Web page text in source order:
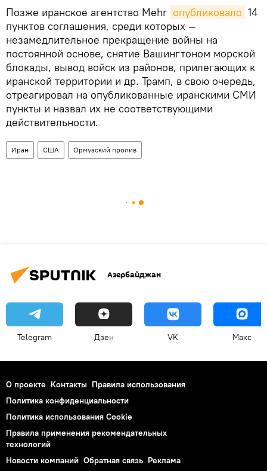
Позже иранское агентство Mehr опубликовало 14
пунктов соглашения, среди которых —
незамедлительное прекращение войны на
постоянной основе, снятие Вашингтоном морской
блокады, вывод войск из районов, прилегающих к
иранской территории и др. Трамп, в свою очередь,
отреагировал на опубликованные иранскими СМИ
пункты и назвал их не соответствующими
действительности.
Иран США Ормузский пролив
Азербайджан
Telegram Дзен VK Макс
О проекте Контакты Правила использования
Политика конфиденциальности
Политика использования Cookie
Правила применения рекомендательных
технологий
Новости компаний Обратная связь Реклама